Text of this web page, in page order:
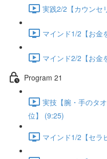
実践2/2【カウンセ
マインド1/2【お金
マインド2/2【お金
Program 21
実技【腕・手のタ
位】 (9:25)
マインド1/2【セラ